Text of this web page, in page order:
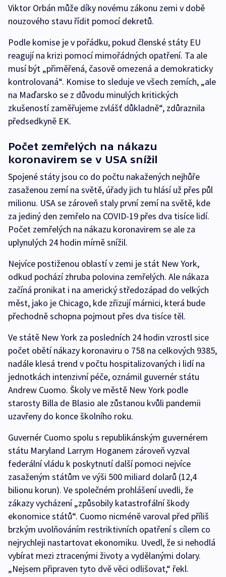
Viktor Orbán může díky novému zákonu zemi v době
nouzového stavu řídit pomocí dekretů.
Podle komise je v pořádku, pokud členské státy EU
reagují na krizi pomocí mimořádných opatření. Ta ale
musí být „přiměřená, časově omezená a demokraticky
kontrolovaná“. Komise to sleduje ve všech zemích, „ale
na Maďarsko se z důvodu minulých kritických
zkušeností zaměřujeme zvlášť důkladně“, zdůraznila
předsedkyně EK.
Počet zemřelých na nákazu
koronavirem se v USA snížil
Spojené státy jsou co do počtu nakažených nejhůře
zasaženou zemí na světě, úřady jich tu hlásí už přes půl
milionu. USA se zároveň staly první zemí na světě, kde
za jediný den zemřelo na COVID-19 přes dva tisíce lidí.
Počet zemřelých na nákazu koronavirem se ale za
uplynulých 24 hodin mírně snížil.
Nejvíce postiženou oblastí v zemi je stát New York,
odkud pochází zhruba polovina zemřelých. Ale nákaza
začíná pronikat i na americký středozápad do velkých
měst, jako je Chicago, kde zřizují márnici, která bude
přechodně schopna pojmout přes dva tisíce těl.
Ve státě New York za posledních 24 hodin vzrostl sice
počet obětí nákazy koronaviru o 758 na celkových 9385,
nadále klesá trend v počtu hospitalizovaných i lidí na
jednotkách intenzivní péče, oznámil guvernér státu
Andrew Cuomo. Školy ve městě New York podle
starosty Billa de Blasio ale zůstanou kvůli pandemii
uzavřeny do konce školního roku.
Guvernér Cuomo spolu s republikánským guvernérem
státu Maryland Larrym Hoganem zároveň vyzval
federální vládu k poskytnutí další pomoci nejvíce
zasaženým státům ve výši 500 miliard dolarů (12,4
bilionu korun). Ve společném prohlášení uvedli, že
zákazy vycházení „způsobily katastrofální škody
ekonomice států“. Cuomo nicméně varoval před příliš
brzkým uvolňováním restriktivních opatření s cílem co
nejrychleji nastartovat ekonomiku. Uvedl, že si nehodlá
vybírat mezi ztracenými životy a vydělanými dolary.
„Nejsem připraven tyto dvě věci odlišovat,“ řekl.